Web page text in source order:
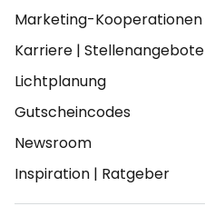
Marketing-Kooperationen
Karriere | Stellenangebote
Lichtplanung
Gutscheincodes
Newsroom
Inspiration | Ratgeber